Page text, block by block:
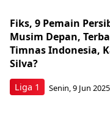
Liga 1
Fiks, 9 Pemain
Musim Depan,
Timnas Indonesia,
Silva?
Senin, 9 Jun